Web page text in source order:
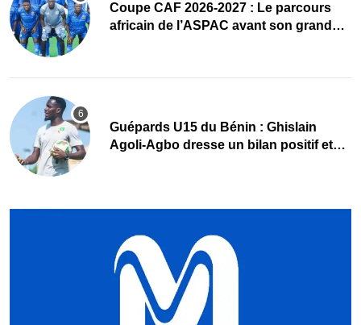
Coupe CAF 2026-2027 : Le parcours
africain de l’ASPAC avant son grand
Guépards U15 du Bénin : Ghislain
Agoli-Agbo dresse un bilan positif et